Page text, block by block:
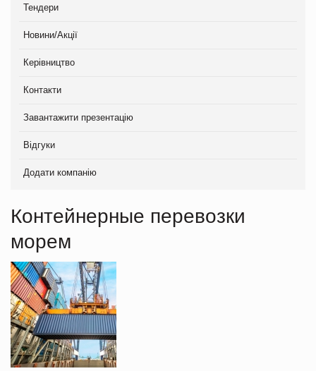
Тендери
Новини/Акції
Керівництво
Контакти
Завантажити презентацію
Відгуки
Додати компанію
Контейнерные перевозки
морем